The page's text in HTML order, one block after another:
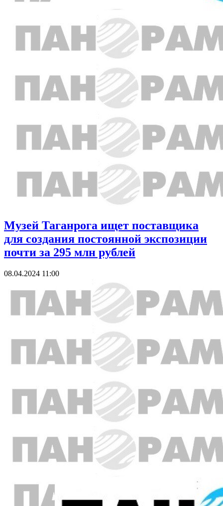
Музей Таганрога ищет поставщика
для создания постоянной экспозиции
почти за 295 млн рублей
08.04.2024 11:00